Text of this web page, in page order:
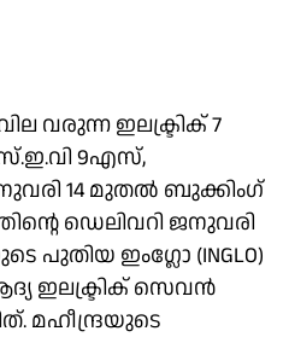
വരുന്ന ഇലക്ട്രിക് 7
9എസ്,
14 മുതല്‍ ബുക്കിംഗ്
ഡെലിവറി ജനുവരി
പുതിയ ഇംഗ്ലോ (INGLO)
ഇലക്ട്രിക് സെവന്‍
മഹീന്ദ്രയുടെ